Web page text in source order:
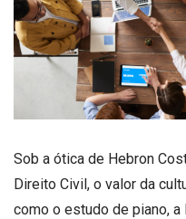
Sob a ótica de Hebron
Direito Civil, o valor da
como o estudo de piano,